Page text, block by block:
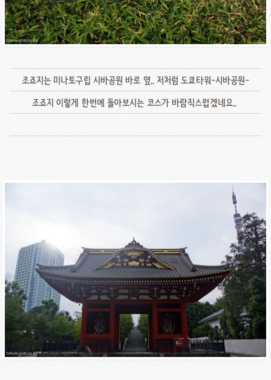
조죠지는 미나토구립 시바공원 바로 옆.. 저처럼 도쿄타워-시바공원-
조죠지 이렇게 한번에 돌아보시는 코스가 바람직스럽겠네요..